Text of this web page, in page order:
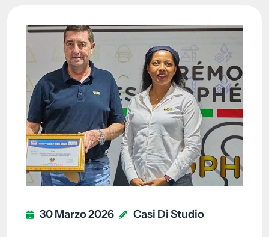
30 Marzo 2026 Casi Di Studio